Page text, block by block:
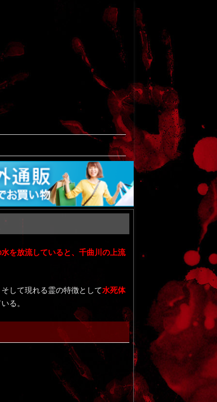
を放流していると、千曲川の上流
して現れる霊の特徴として水死体
る。